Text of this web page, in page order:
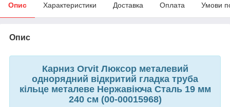
Опис Характеристики Доставка Оплата Умови
Опис
Карниз Orvit Люксор металевий
однорядний відкритий гладка труба
кільце металеве Нержавіюча Сталь 19 мм
240 см (00-00015968)